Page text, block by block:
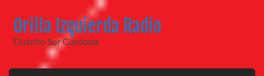
contenido
Orilla Izquierda Radio
Distrito Sur Córdoba